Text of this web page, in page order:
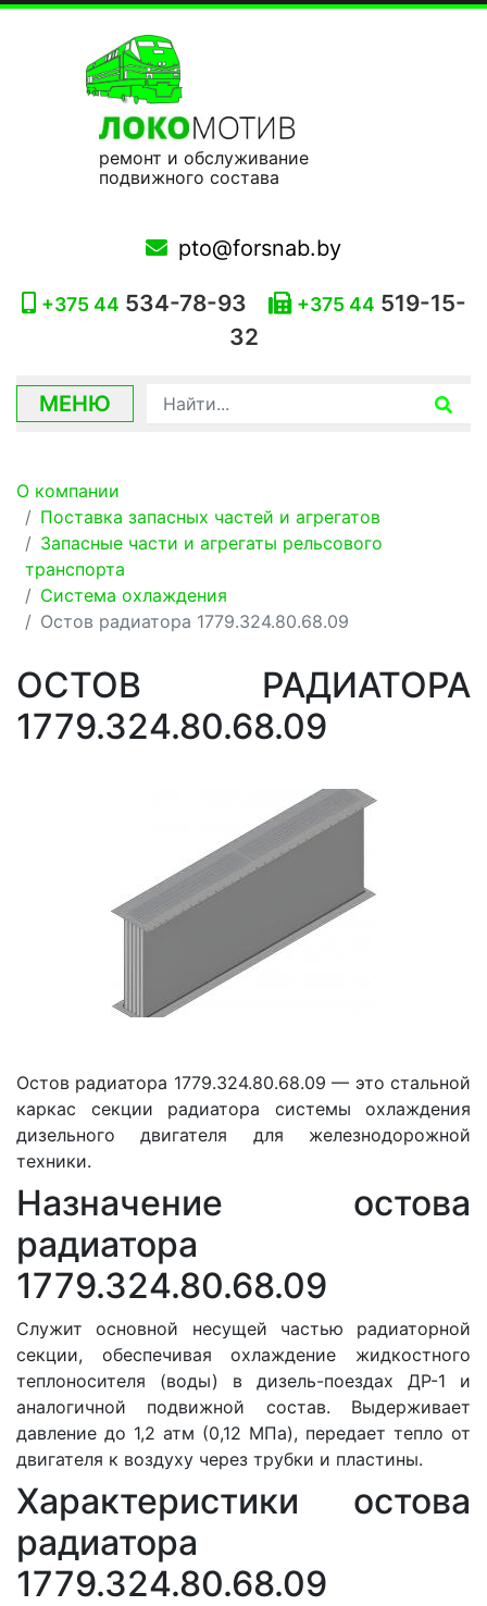
ремонт и обслуживание
подвижного состава
pto@forsnab.by
+375 44 534-78-93 +375 44 519-15-
32
МЕНЮ
О компании
Поставка запасных частей и агрегатов
Запасные части и агрегаты рельсового
транспорта
Система охлаждения
Остов радиатора 1779.324.80.68.09
ОСТОВ РАДИАТОРА
1779.324.80.68.09
Остов радиатора 1779.324.80.68.09 — это стальной
каркас секции радиатора системы охлаждения
дизельного двигателя для железнодорожной
техники.
Назначение остова
радиатора
1779.324.80.68.09
Служит основной несущей частью радиаторной
секции, обеспечивая охлаждение жидкостного
теплоносителя (воды) в дизель-поездах ДР-1 и
аналогичной подвижной состав. Выдерживает
давление до 1,2 атм (0,12 МПа), передает тепло от
двигателя к воздуху через трубки и пластины.
Характеристики остова
радиатора
1779.324.80.68.09